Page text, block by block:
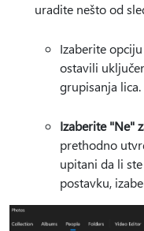
uradite nešto od
Izaberite opciju
ostavili
grupisanja lica.
Izaberite "Ne"
prethodno
upitani da li
postavku,